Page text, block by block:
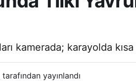
kamerada; karayolda
tarafından yayınlandı